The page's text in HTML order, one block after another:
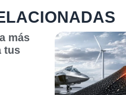
más
tus